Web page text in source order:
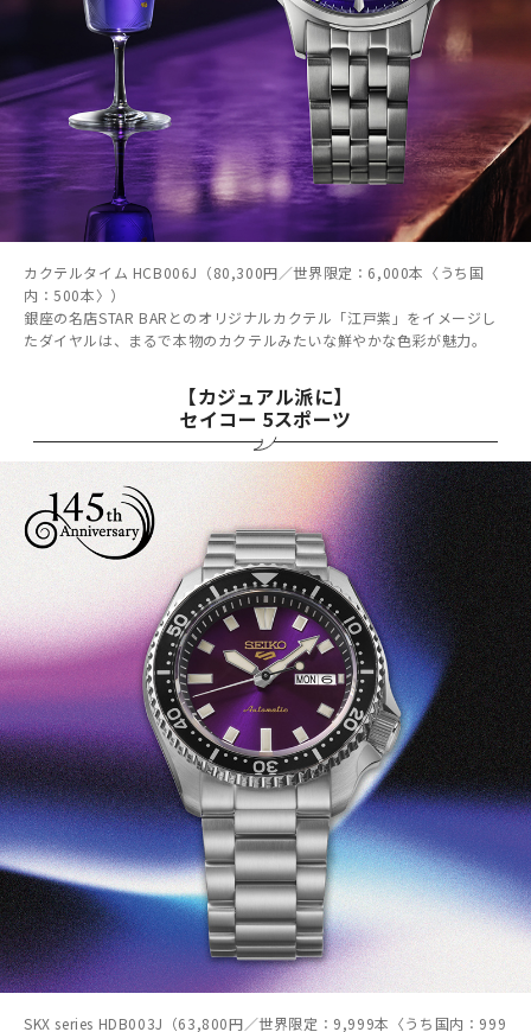
カクテルタイム HCB006J（80,300円／世界限定：6,000本〈うち国
内：500本〉）
銀座の名店STAR BARとのオリジナルカクテル「江戸紫」をイメージし
たダイヤルは、まるで本物のカクテルみたいな鮮やかな色彩が魅力。
【カジュアル派に】
セイコー 5スポーツ
SKX series HDB003J（63,800円／世界限定：9,999本〈うち国内：999